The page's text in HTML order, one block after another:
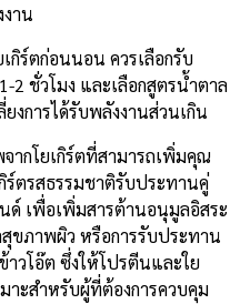
าน
กิร์ตก่อนนอน ควรเลือกรับ
ชั่วโมง และเลือกสูตรน้ำตาล
งการได้รับพลังงานส่วนเกิน
ากโยเกิร์ตที่สามารถเพิ่มคุณ
ร์ตรสธรรมชาติรับประทานคู่
ด์ เพื่อเพิ่มสารต้านอนุมูลอิสระ
ขภาพผิว หรือการรับประทาน
าวโอ๊ต ซึ่งให้โปรตีนและใย
าะสำหรับผู้ที่ต้องการควบคุม